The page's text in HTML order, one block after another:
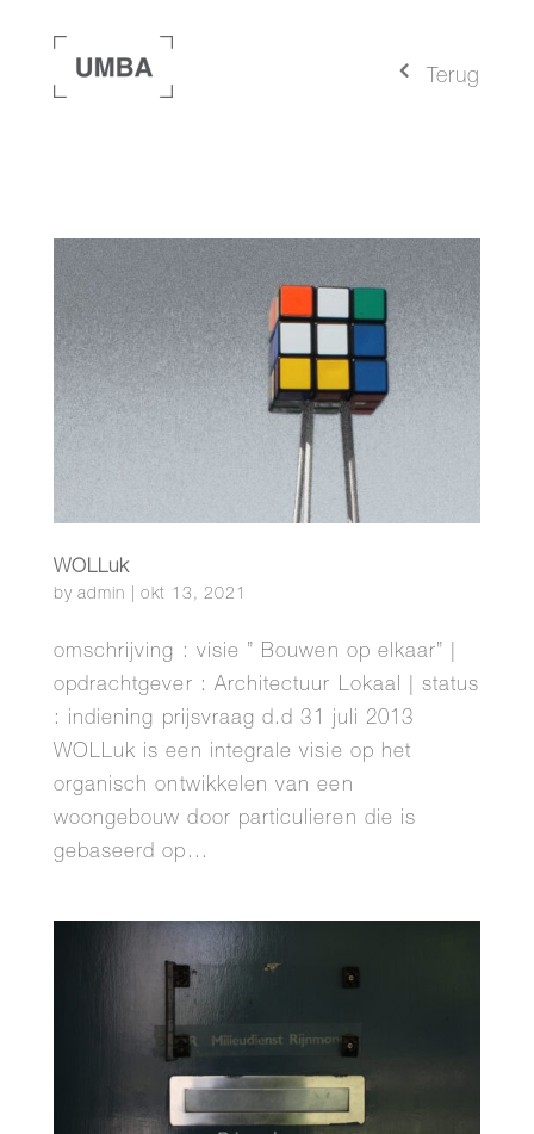
4 Terug
WOLLuk
byadmin |okt 13, 2021
omschrijving : visie ” Bouwen op elkaar” |
opdrachtgever : Architectuur Lokaal | status
: indiening prijsvraag d.d 31 juli 2013
WOLLuk is een integrale visie op het
organisch ontwikkelen van een
woongebouw door particulieren die is
gebaseerd op...